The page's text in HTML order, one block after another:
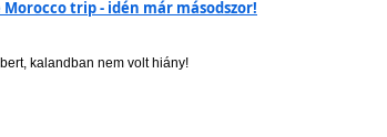
trip - idén már másodszor!
kalandban nem volt hiány!